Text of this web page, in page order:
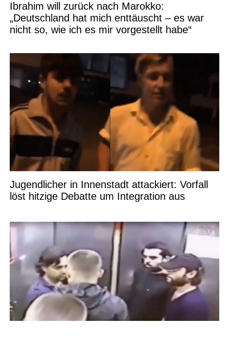
Ibrahim will zurück nach Marokko:
„Deutschland hat mich enttäuscht – es war
nicht so, wie ich es mir vorgestellt habe“
Jugendlicher in Innenstadt attackiert: Vorfall
löst hitzige Debatte um Integration aus